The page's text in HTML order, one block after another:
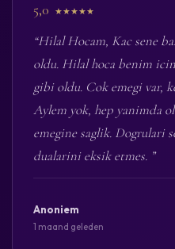
5,0 ★★★★★
“Hilal Hocam, Kac sene
oldu. Hilal hoca benim
gibi oldu. Cok emegi var,
Aylem yok, hep yanimda
emegine saglik. Dogrulari
dualarini eksik etmes. ”
Anoniem
1 maand geleden